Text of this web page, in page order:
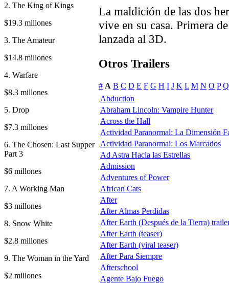
2. The King of Kings
$19.3 millones
3. The Amateur
$14.8 millones
4. Warfare
$8.3 millones
5. Drop
$7.3 millones
6. The Chosen: Last Supper
Part 3
$6 millones
7. A Working Man
$3 millones
8. Snow White
$2.8 millones
9. The Woman in the Yard
$2 millones
La maldición de las dos
vive en su casa. Primera
lanzada al 3D.
Otros Trailers
# A B C D E F G H I J K L M N O P Q
Abduction
Abraham Lincoln: Vampire Hunter
Across the Hall
Actividad Paranormal: La Dimensión
Actividad Paranormal: Los Marcados
Ad Astra Hacia las Estrellas
Admission
Adventures of Power
African Cats
After
After Almas Perdidas
After Earth (Después de la Tierra)
After Earth (teaser)
After Earth (viral teaser)
After Para Siempre
Afterschool
Agente Bajo Fuego